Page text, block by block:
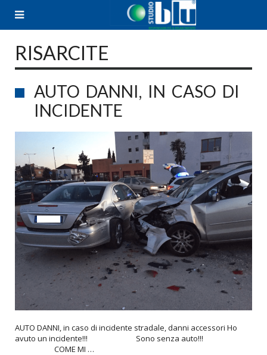
RISARCITE
AUTO DANNI, IN CASO DI
INCIDENTE
AUTO DANNI, in caso di incidente stradale, danni accessori Ho
avuto un incidente!!! Sono senza auto!!!
COME MI …